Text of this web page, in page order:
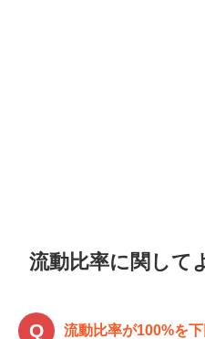
流動比率に関して
流動比率が100%を